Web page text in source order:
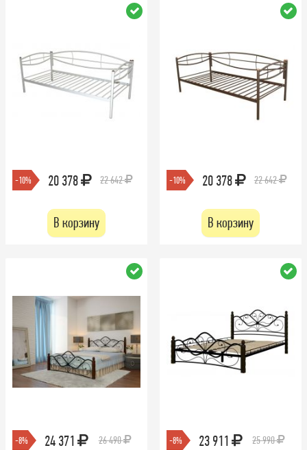
-10% 20 378 22 642
В корзину
-10% 20 378 22 642
В корзину
-8% 24 371 26 490 -8% 23 911 25 990